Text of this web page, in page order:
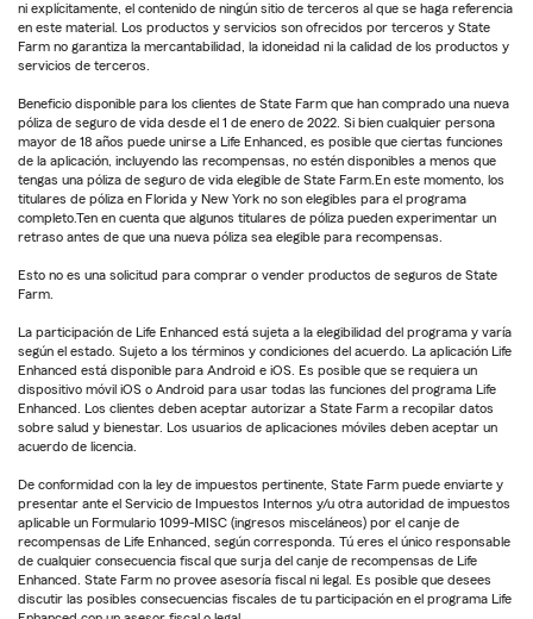
ni explícitamente, el contenido de ningún sitio de terceros al que se haga referencia
en este material. Los productos y servicios son ofrecidos por terceros y State
Farm no garantiza la mercantabilidad, la idoneidad ni la calidad de los productos y
servicios de terceros.
Beneficio disponible para los clientes de State Farm que han comprado una nueva
póliza de seguro de vida desde el 1 de enero de 2022. Si bien cualquier persona
mayor de 18 años puede unirse a Life Enhanced, es posible que ciertas funciones
de la aplicación, incluyendo las recompensas, no estén disponibles a menos que
tengas una póliza de seguro de vida elegible de State Farm.En este momento, los
titulares de póliza en Florida y New York no son elegibles para el programa
completo.Ten en cuenta que algunos titulares de póliza pueden experimentar un
retraso antes de que una nueva póliza sea elegible para recompensas.
Esto no es una solicitud para comprar o vender productos de seguros de State
Farm.
La participación de Life Enhanced está sujeta a la elegibilidad del programa y varía
según el estado. Sujeto a los términos y condiciones del acuerdo. La aplicación Life
Enhanced está disponible para Android e iOS. Es posible que se requiera un
dispositivo móvil iOS o Android para usar todas las funciones del programa Life
Enhanced. Los clientes deben aceptar autorizar a State Farm a recopilar datos
sobre salud y bienestar. Los usuarios de aplicaciones móviles deben aceptar un
acuerdo de licencia.
De conformidad con la ley de impuestos pertinente, State Farm puede enviarte y
presentar ante el Servicio de Impuestos Internos y/u otra autoridad de impuestos
aplicable un Formulario 1099-MISC (ingresos misceláneos) por el canje de
recompensas de Life Enhanced, según corresponda. Tú eres el único responsable
de cualquier consecuencia fiscal que surja del canje de recompensas de Life
Enhanced. State Farm no provee asesoría fiscal ni legal. Es posible que desees
discutir las posibles consecuencias fiscales de tu participación en el programa Life